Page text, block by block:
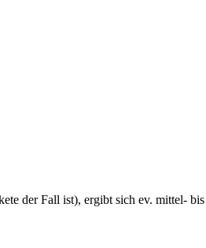
der Fall ist), ergibt sich ev. mittel-